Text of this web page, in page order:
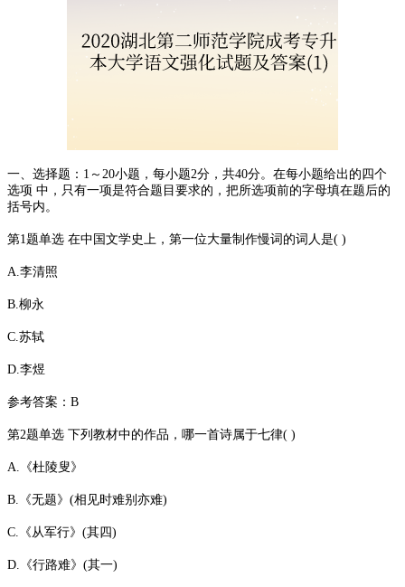
一、选择题：1～20小题，每小题2分，共40分。在每小题给出的四个
选项 中，只有一项是符合题目要求的，把所选项前的字母填在题后的
括号内。
第1题单选 在中国文学史上，第一位大量制作慢词的词人是( )
A.李清照
B.柳永
C.苏轼
D.李煜
参考答案：B
第2题单选 下列教材中的作品，哪一首诗属于七律( )
A.《杜陵叟》
B.《无题》(相见时难别亦难)
C.《从军行》(其四)
D.《行路难》(其一)